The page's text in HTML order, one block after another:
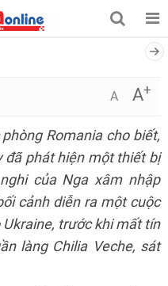
A A+
Romania cho biết,
đã phát hiện một thiết bị
của Nga xâm nhập
cảnh diễn ra một cuộc
trước khi mất tín
làng Chilia Veche, sát